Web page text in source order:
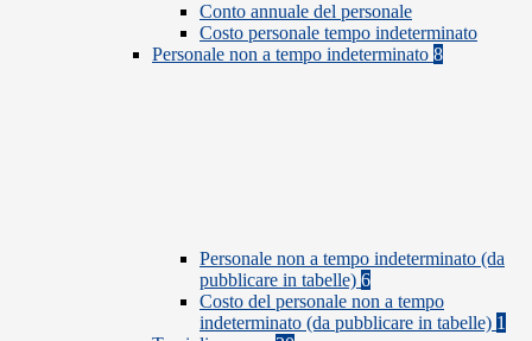
Conto annuale del personale
Costo personale tempo indeterminato
Personale non a tempo indeterminato 8
Personale non a tempo indeterminato (da
pubblicare in tabelle) 6
Costo del personale non a tempo
indeterminato (da pubblicare in tabelle) 1